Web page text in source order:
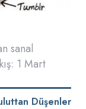
sanal
1 Mart
Düşenler